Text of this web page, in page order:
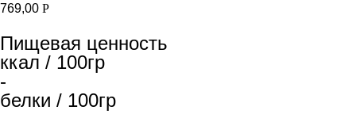
769,00 Р
Пищевая ценность
ккал / 100гр
-
белки / 100гр